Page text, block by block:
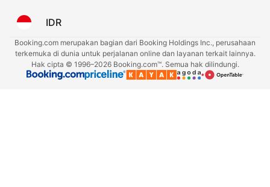
IDR
Booking.com merupakan bagian dari Booking Holdings Inc., perusahaan
terkemuka di dunia untuk perjalanan online dan layanan terkait lainnya.
Hak cipta © 1996–2026 Booking.com™. Semua hak dilindungi.